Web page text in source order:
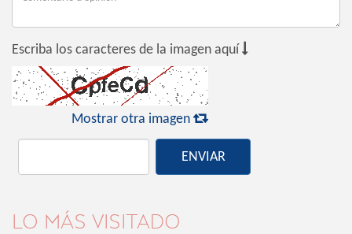
Escriba los caracteres de la imagen aquí 
Mostrar otra imagen 
ENVIAR
LO MÁS VISITADO